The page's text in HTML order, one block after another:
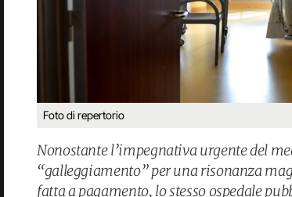
Foto di repertorio
Nonostante l’impegnativa urgente del
“galleggiamento” per una risonanza
fatta a pagamento, lo stesso ospedale